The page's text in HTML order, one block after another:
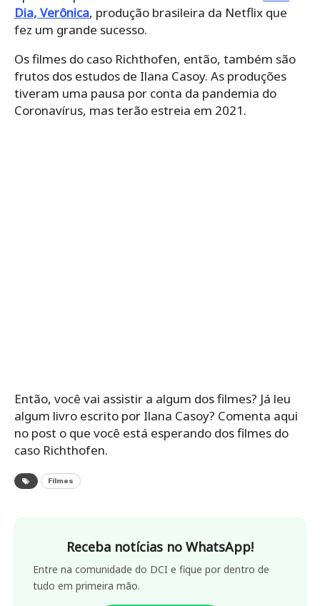
Dia, Verônica, produção brasileira da Netflix que
fez um grande sucesso.
Os filmes do caso Richthofen, então, também são
frutos dos estudos de Ilana Casoy. As produções
tiveram uma pausa por conta da pandemia do
Coronavírus, mas terão estreia em 2021.
Então, você vai assistir a algum dos filmes? Já leu
algum livro escrito por Ilana Casoy? Comenta aqui
no post o que você está esperando dos filmes do
caso Richthofen.
Filmes
Receba notícias no WhatsApp!
Entre na comunidade do DCI e fique por dentro de
tudo em primeira mão.